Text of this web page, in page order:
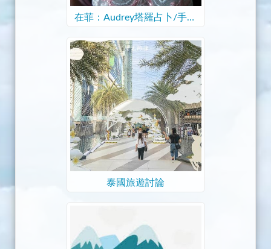
在菲：Audrey塔羅占卜/手作
泰國旅遊討論